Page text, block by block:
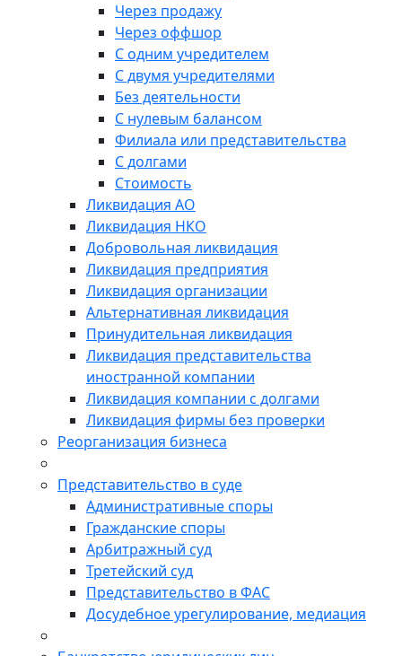
Через продажу
Через оффшор
С одним учредителем
С двумя учредителями
Без деятельности
С нулевым балансом
Филиала или представительства
С долгами
Стоимость
Ликвидация АО
Ликвидация НКО
Добровольная ликвидация
Ликвидация предприятия
Ликвидация организации
Альтернативная ликвидация
Принудительная ликвидация
Ликвидация представительства
иностранной компании
Ликвидация компании с долгами
Ликвидация фирмы без проверки
Реорганизация бизнеса
Представительство в суде
Административные споры
Гражданские споры
Арбитражный суд
Третейский суд
Представительство в ФАС
Досудебное урегулирование, медиация